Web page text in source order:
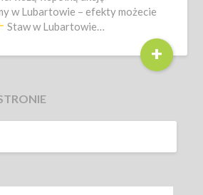
w Lubartowie – efekty możecie
Staw w Lubartowie…
+